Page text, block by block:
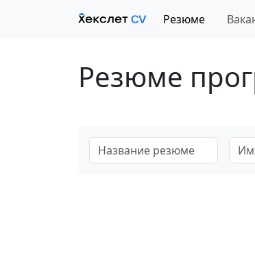
Резюме
Резюме